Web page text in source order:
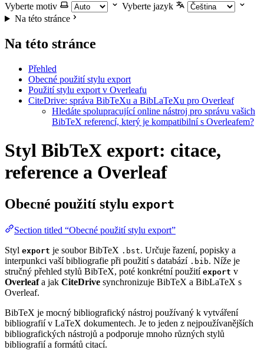
Vyberte motiv
Vyberte jazyk
Na této stránce
Na této stránce
Přehled
Obecné použití stylu export
Použití stylu export v Overleafu
CiteDrive: správa BibTeXu a BibLaTeXu pro Overleaf
Hledáte spolupracující online nástroj pro správu vašich
BibTeX referencí, který je kompatibilní s Overleafem?
Styl BibTeX export: citace,
reference a Overleaf
Obecné použití stylu export
Section titled “Obecné použití stylu export”
Styl export je soubor BibTeX .bst. Určuje řazení, popisky a
interpunkci vaší bibliografie při použití s databází .bib. Níže je
stručný přehled stylů BibTeX, poté konkrétní použití export v
Overleafa jak CiteDrive synchronizuje BibTeX a BibLaTeX s
Overleaf.
BibTeX je mocný bibliografický nástroj používaný k vytváření
bibliografií v LaTeX dokumentech. Je to jeden z nejpoužívanějších
bibliografických nástrojů a podporuje mnoho různých stylů
bibliografií a formátů citací.